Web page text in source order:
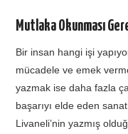
Mutlaka Okunması
Bir insan hangi işi
mücadele ve emek
yazmak ise daha fazla
başarıyı elde eden
Livaneli’nin yazmış